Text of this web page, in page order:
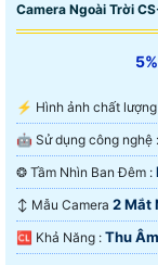
Camera Ngoài Trời
️⚡ Hình ảnh chất
🤖️ Sử dụng công nghệ :
❂ Tầm Nhìn Ban Đêm :
↕️ Mẫu Camera 2 Mắt
️🆑 Khả Năng : Thu